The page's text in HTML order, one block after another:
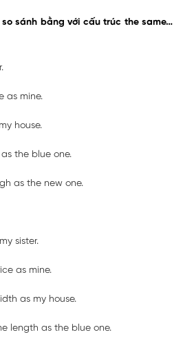
sánh bằng với cấu trúc the same…
as mine.
house.
the blue one.
as the new one.
sister.
as mine.
as my house.
length as the blue one.